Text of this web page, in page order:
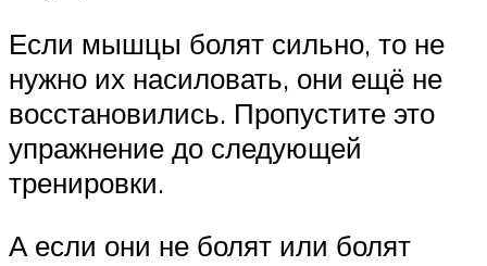
Если мышцы болят сильно, то не
нужно их насиловать, они ещё не
восстановились. Пропустите это
упражнение до следующей
тренировки.
А если они не болят или болят